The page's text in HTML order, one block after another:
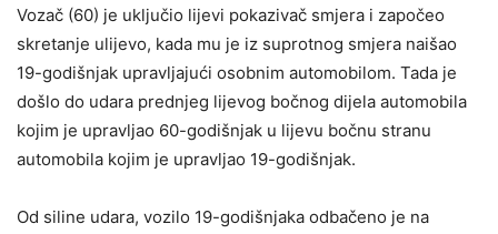
Vozač (60) je uključio lijevi pokazivač smjera i započeo
skretanje ulijevo, kada mu je iz suprotnog smjera naišao
19-godišnjak upravljajući osobnim automobilom. Tada je
došlo do udara prednjeg lijevog bočnog dijela automobila
kojim je upravljao 60-godišnjak u lijevu bočnu stranu
automobila kojim je upravljao 19-godišnjak.
Od siline udara, vozilo 19-godišnjaka odbačeno je na